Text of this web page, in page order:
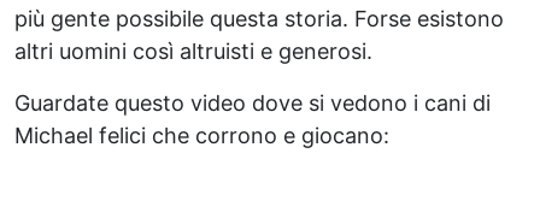
più gente possibile questa storia. Forse esistono
altri uomini così altruisti e generosi.
Guardate questo video dove si vedono i cani di
Michael felici che corrono e giocano: